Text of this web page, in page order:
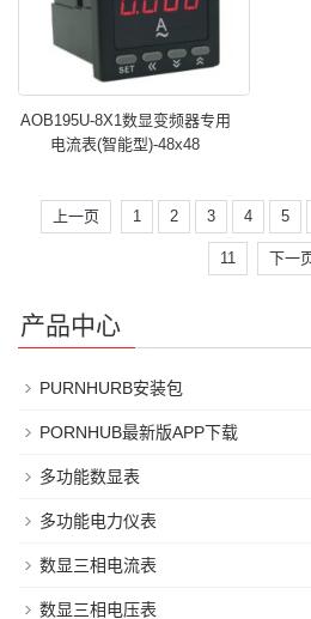
AOB195U-8X1数显变频器专用
电流表(智能型)-48x48
上一页 1 2 3 4 5
11 下一
产品中心
PURNHURB安装包
PORNHUB最新版APP下载
多功能数显表
多功能电力仪表
数显三相电流表
数显三相电压表